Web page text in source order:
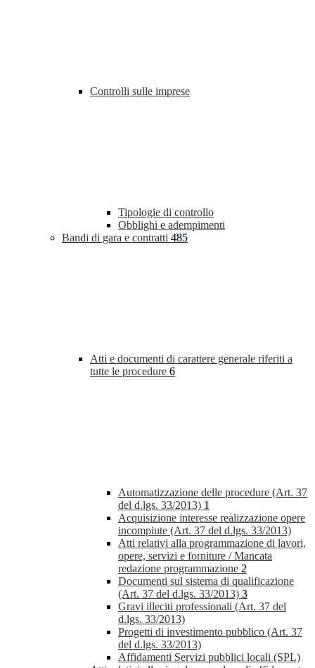
Controlli sulle imprese
Tipologie di controllo
Obblighi e adempimenti
Bandi di gara e contratti 485
Atti e documenti di carattere generale riferiti a
tutte le procedure 6
Automatizzazione delle procedure (Art. 37
del d.lgs. 33/2013) 1
Acquisizione interesse realizzazione opere
incompiute (Art. 37 del d.lgs. 33/2013)
Atti relativi alla programmazione di lavori,
opere, servizi e forniture / Mancata
redazione programmazione 2
Documenti sul sistema di qualificazione
(Art. 37 del d.lgs. 33/2013) 3
Gravi illeciti professionali (Art. 37 del
d.lgs. 33/2013)
Progetti di investimento pubblico (Art. 37
del d.lgs. 33/2013)
Affidamenti Servizi pubblici locali (SPL)